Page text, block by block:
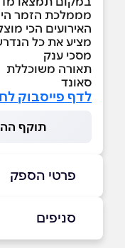
מממלכת הזמר
האירועים הכי
מציע את כל
מסכי ענק
תאורה משוכללת
סאונד
לדף פייסבוק
תוקף ההטבה
פרטי הספק
סניפים